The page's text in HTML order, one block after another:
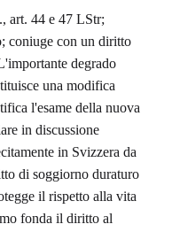
art. 44 e 47 LStr;
coniuge con un diritto
degrado
una modifica
l'esame della nuova
in discussione
in Svizzera da
di soggiorno duraturo
il rispetto alla vita
fonda il diritto al